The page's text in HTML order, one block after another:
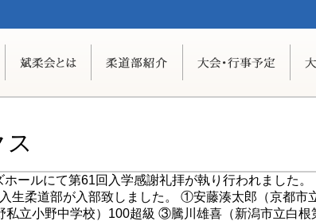
ールにて第61回入学感謝礼拝が執り行われました。
生柔道部が入部致しました。 ①安藤湊太郎（京都市
立小野中学校）100超級 ③騰川雄喜（新潟市立白根